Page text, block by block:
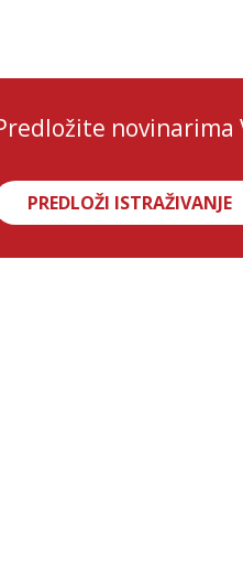
novinarima
PREDLOŽI ISTRAŽIVANJE